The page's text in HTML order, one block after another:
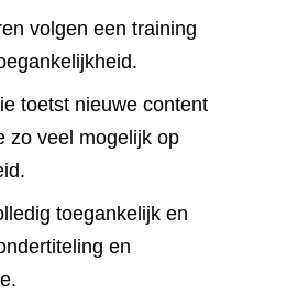
volgen een training
toetst nieuwe content
zo veel mogelijk op
toegankelijk en
en